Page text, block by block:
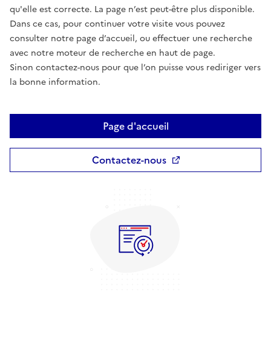
qu'elle est correcte. La page n’est peut-être plus disponible.
Dans ce cas, pour continuer votre visite vous pouvez
consulter notre page d’accueil, ou effectuer une recherche
avec notre moteur de recherche en haut de page.
Sinon contactez-nous pour que l’on puisse vous rediriger vers
la bonne information.
Page d'accueil
Contactez-nous